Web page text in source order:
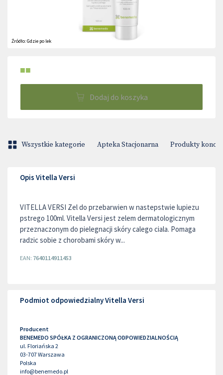
Źródło:Gdzie po lek
■■
Dodaj do koszyka
Wszystkie kategorie Apteka Stacjonarna Produkty
Opis Vitella Versi
VITELLA VERSI Zel do przebarwien w nastepstwie lupiezu
pstrego 100ml. Vitella Versi jest zelem dermatologicznym
przeznaczonym do pielegnacji skóry calego ciala. Pomaga
radzic sobie z chorobami skóry w...
EAN: 7640114911453
Podmiot odpowiedzialny Vitella Versi
Producent
BENEMEDO SPÓŁKA Z OGRANICZONĄ ODPOWIEDZIALNOŚCIĄ
ul. Floriańska 2
03-707Warszawa
Polska
info@benemedo.pl